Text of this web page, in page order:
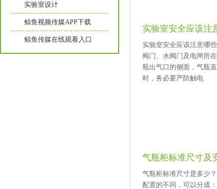
实验室设计
鲸鱼视频传媒APP下载
鲸鱼传媒在线观看入口
实验室安全应该注
实验室安全应该注意哪些
阀门、水阀门及电闸所
瓶出气口的侧面，气瓶
时，务必要严防触电
气瓶柜标准尺寸及
气瓶柜标准尺寸是多少
配置的不同，可以分